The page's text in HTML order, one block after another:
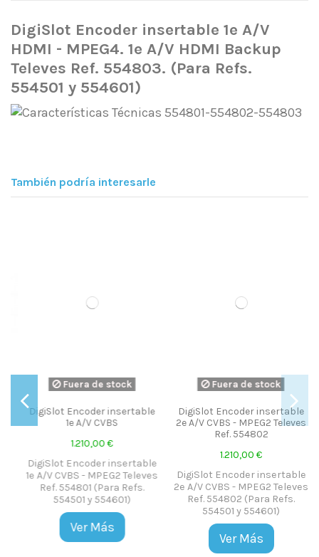
DigiSlot Encoder insertable 1e A/V
HDMI - MPEG4. 1e A/V HDMI Backup
Televes Ref. 554803. (Para Refs.
554501 y 554601)
También podría interesarle
Fuera de stock
DigiSlot Encoder insertable
1e A/V CVBS
1.210,00 €
DigiSlot Encoder insertable
1e A/V CVBS - MPEG2 Televes
Ref. 554801 (Para Refs.
554501 y 554601)
Ver Más
Fuera de stock
DigiSlot Encoder insertable
2e A/V CVBS - MPEG2 Televes
Ref. 554802
1.210,00 €
DigiSlot Encoder insertable
2e A/V CVBS - MPEG2 Televes
Ref. 554802 (Para Refs.
554501 y 554601)
Ver Más